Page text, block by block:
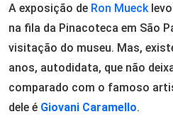
A exposição de Ron Mueck
na fila da Pinacoteca em São
visitação do museu. Mas,
anos, autodidata, que não
comparado com o famoso
dele é Giovani Caramello.